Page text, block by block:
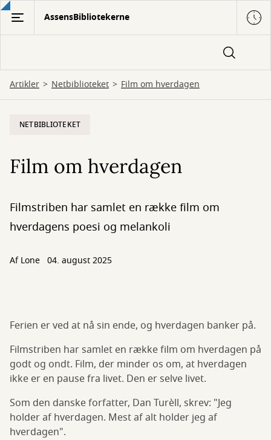
Gå
hovedindhold
AssensBibliotekerne
Artikler Netbiblioteket Film om hverdagen
NETBIBLIOTEKET
Film om hverdagen
Filmstriben har samlet en række film om
hverdagens poesi og melankoli
AfLone 04. august 2025
Ferien er ved at nå sin ende, og hverdagen banker på.
Filmstriben har samlet en række film om hverdagen på
godt og ondt. Film, der minder os om, at hverdagen
ikke er en pause fra livet. Den er selve livet.
Som den danske forfatter, Dan Turèll, skrev: "Jeg
holder af hverdagen. Mest af alt holder jeg af
hverdagen".